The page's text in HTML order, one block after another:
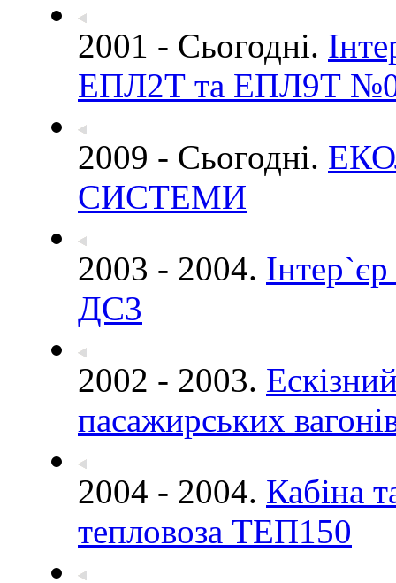
2001 - Сьогодні.
ЕПЛ2Т та ЕПЛ9Т
2009 - Сьогодні.
СИСТЕМИ
2003 - 2004.
ДС3
2002 - 2003.
пасажирських
2004 - 2004. Кабіна
тепловоза ТЕП150